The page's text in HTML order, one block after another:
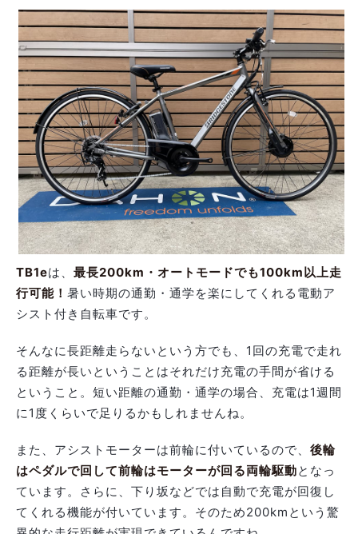
TB1eは、 最長200km・オートモードでも100km以上走
行可能！ 暑い時期の通勤・通学を楽にしてくれる電動ア
シスト付き自転車です。
そんなに長距離走らないという方でも、1回の充電で走れ
る距離が長いということはそれだけ充電の手間が省ける
ということ。短い距離の通勤・通学の場合、充電は1週間
に1度くらいで足りるかもしれませんね。
また、アシストモーターは前輪に付いているので、 後輪
はペダルで回して前輪はモーターが回る両輪駆動となっ
ています。さらに、下り坂などでは自動で充電が回復し
てくれる機能が付いています。そのため200kmという驚